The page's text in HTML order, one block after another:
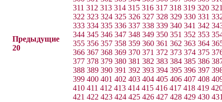
Предыдущие
20
311 312 313 314 315 316 317 318 319 320
322 323 324 325 326 327 328 329 330 331
333 334 335 336 337 338 339 340 341 342
344 345 346 347 348 349 350 351 352 353
355 356 357 358 359 360 361 362 363 364
366 367 368 369 370 371 372 373 374 375
377 378 379 380 381 382 383 384 385 386
388 389 390 391 392 393 394 395 396 397
399 400 401 402 403 404 405 406 407 408
410 411 412 413 414 415 416 417 418 419
421 422 423 424 425 426 427 428 429 430